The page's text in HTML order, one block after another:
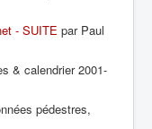
- SUITE par Paul
& calendrier 2001-
pédestres,